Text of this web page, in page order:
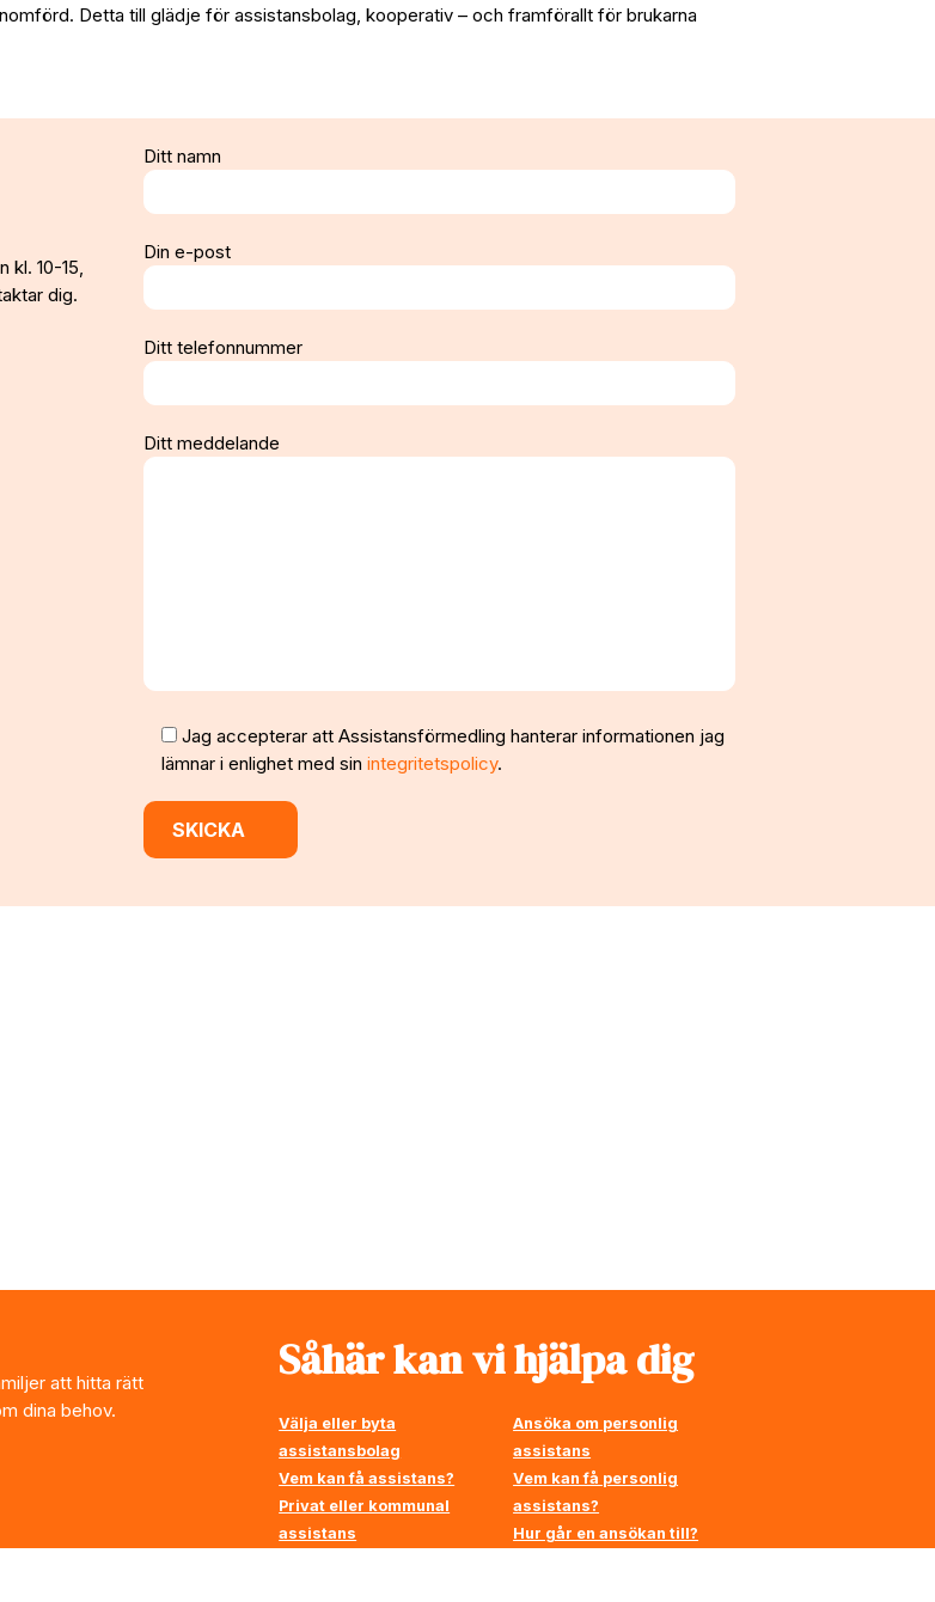
Detta till glädje för assistansbolag, kooperativ – och framförallt för brukarna
kl. 10-15,
dig.
Ditt namn
Din e-post
Ditt telefonnummer
Ditt meddelande
Jag accepterar att Assistansförmedling hanterar informationen jag
lämnar i enlighet med sin integritetspolicy.
att hitta rätt
dina behov.
Såhär kan vi hjälpa dig
Välja eller byta
assistansbolag
Vem kan få assistans?
Privat eller kommunal
assistans
Ansöka om personlig
assistans
Vem kan få personlig
assistans?
Hur går en ansökan till?